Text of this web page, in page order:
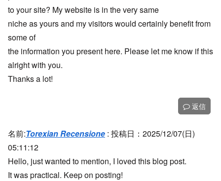
to your site? My website is in the very same
niche as yours and my visitors would certainly benefit from
some of
the information you present here. Please let me know if this
alright with you.
Thanks a lot!
返信
名前:Torexian Recensione : 投稿日：2025/12/07(日)
05:11:12
Hello, just wanted to mention, I loved this blog post.
It was practical. Keep on posting!